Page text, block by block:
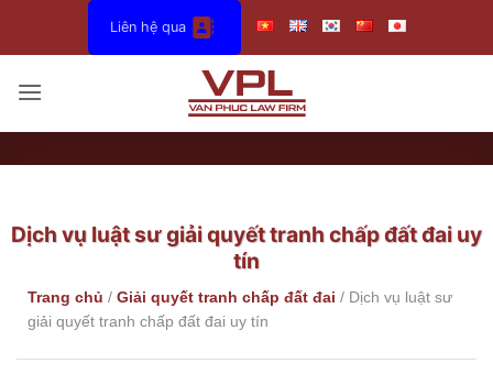
dung
Liên hệ qua
Dịch vụ luật sư giải quyết tranh chấp đất đai uy
tín
Trang chủ / Giải quyết tranh chấp đất đai / Dịch vụ luật sư
giải quyết tranh chấp đất đai uy tín